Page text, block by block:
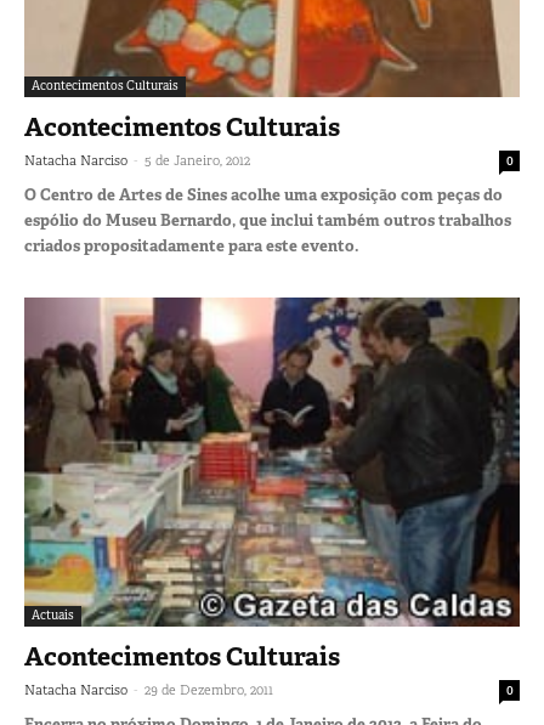
Acontecimentos Culturais
Acontecimentos Culturais
Natacha Narciso - 5 de Janeiro, 2012 0
O Centro de Artes de Sines acolhe uma exposição com peças do
espólio do Museu Bernardo, que inclui também outros trabalhos
criados propositadamente para este evento.
Actuais
Acontecimentos Culturais
Natacha Narciso - 29 de Dezembro, 2011 0